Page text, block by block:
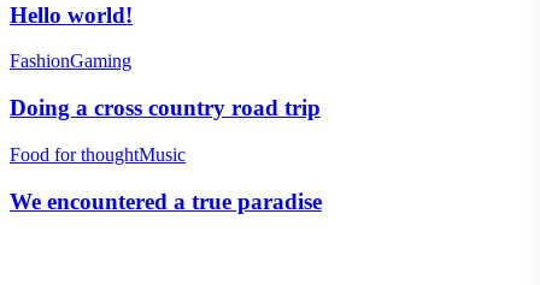
Hello world!
FashionGaming
Doing a cross country road trip
Food for thoughtMusic
We encountered a true paradise